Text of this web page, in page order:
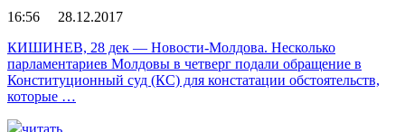
16:56 28.12.2017
КИШИНЕВ, 28 дек — Новости-Молдова. Несколько
парламентариев Молдовы в четверг подали обращение в
Конституционный суд (КС) для констатации обстоятельств,
которые …